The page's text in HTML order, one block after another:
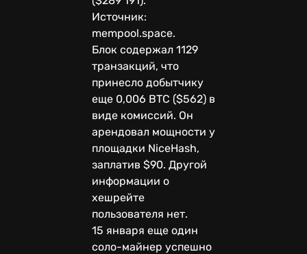
Источник:
mempool.space.
Блок содержал 1129
транзакций, что
принесло добытчику
еще 0,006 BTC ($562) в
виде комиссий. Он
арендовал мощности у
площадки NiceHash,
заплатив $90. Другой
информации о
хешрейте
пользователя нет.
15 января еще один
соло-майнер успешно